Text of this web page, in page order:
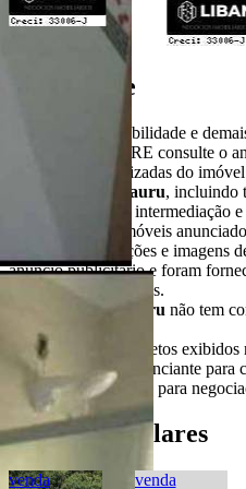
Importante
* Valores, disponibilidade e
alterações. SEMPRE consulte o
informações atualizadas do
Portal Casa Bauru, incluindo
realizam qualquer intermediação
negociação dos imóveis
Todas as informações e imagens
anúncio publicitário e foram
Negócios Imobiliários.
Portal Casa Bauru não tem
destas informações.
Móveis e demais objetos
oferta. Contate o anunciante
condições detalhadas para
Imóveis Similares
venda
venda